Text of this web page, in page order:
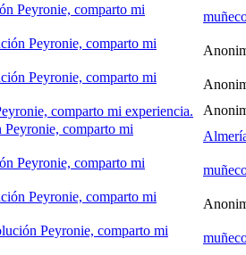
Peyronie, comparto mi
Peyronie, comparto mi
Peyronie, comparto mi
comparto mi experiencia.
Peyronie, comparto mi
Peyronie, comparto mi
Peyronie, comparto mi
Peyronie, comparto mi